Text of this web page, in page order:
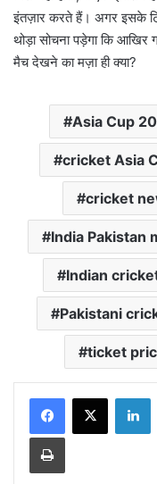
इंतज़ार करते हैं। अगर इसके
थोड़ा सोचना पड़ेगा कि आखिर
मैच देखने का मज़ा ही क्या?
Asia Cup
cricket Asia
cricket
India Pakistan
Indian
Pakistani
ticket
Print